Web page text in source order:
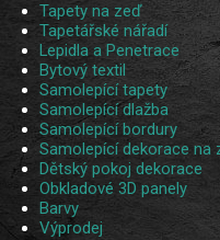
Tapety na zeď
Tapetářské nářadí
Lepidla a Penetrace
Bytový textil
Samolepící tapety
Samolepící dlažba
Samolepící bordury
Samolepící dekorace na
Dětský pokoj dekorace
Obkladové 3D panely
Barvy
Výprodej